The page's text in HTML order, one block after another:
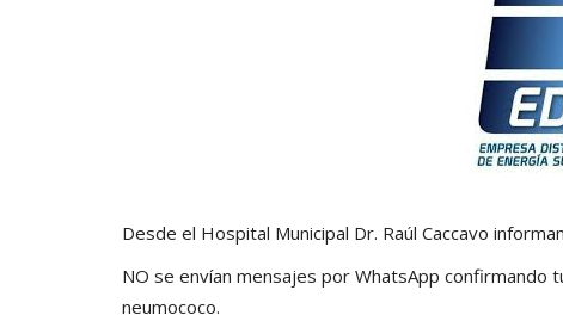
Desde el Hospital Municipal Dr. Raúl Caccavo
NO se envían mensajes por WhatsApp confirmando
neumococo.